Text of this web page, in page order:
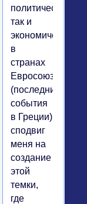
политический,
так и
экономический,
в
странах
Евросоюза
(последние
события
в Греции)
сподвиг
меня на
создание
этой
темки,
где